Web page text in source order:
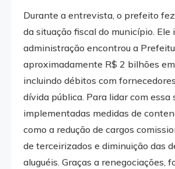
Durante a entrevista, o prefeito
da situação fiscal do município. Ele
administração encontrou a
aproximadamente R$ 2 bilhões
incluindo débitos com
dívida pública. Para lidar com essa
implementadas medidas de
como a redução de cargos
de terceirizados e diminuição das
aluguéis. Graças a renegociações,